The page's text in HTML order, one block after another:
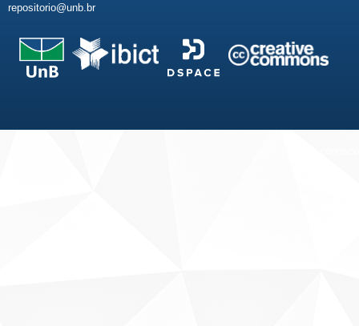
repositorio@unb.br